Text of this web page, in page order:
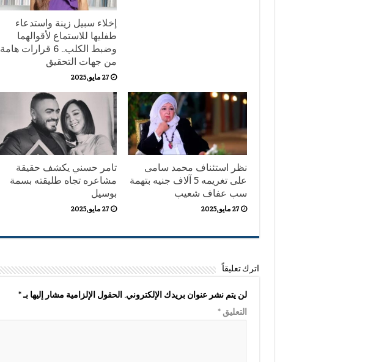
إخلاء سبيل زينة واستدعاء
طفليها للاستماع لأقوالهما
وضبط الكلب.. 6 قرارات هامة
من جهات التحقيق
27 مايو,2025
نظر استئناف محمد سامى
على تغريمه 5 آلاف جنيه بتهمة
سب عفاف شعيب
27 مايو,2025
تامر حسني يكشف حقيقة
مشاعره تجاه طليقته بسمة
بوسيل
27 مايو,2025
اترك تعليقاً
لن يتم نشر عنوان بريدك الإلكتروني. الحقول الإلزامية مشار إليها بـ*
التعليق*